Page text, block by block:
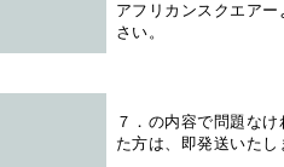
アフリカンスクエアー
さい。
７．の内容で問題な
た方は、即発送いたし